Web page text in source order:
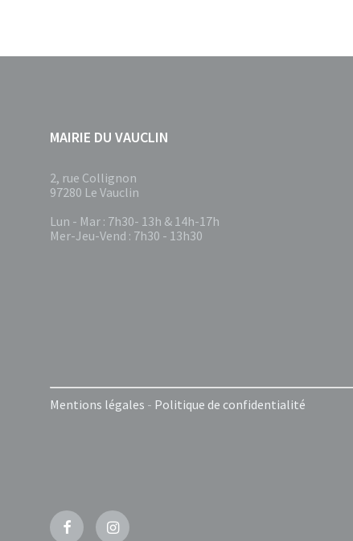
MAIRIE DU VAUCLIN
2, rue Collignon
97280 Le Vauclin
Lun - Mar : 7h30- 13h & 14h-17h
Mer-Jeu-Vend : 7h30 - 13h30
Mentions légales - Politique de confidentialité
FacebookInstagram